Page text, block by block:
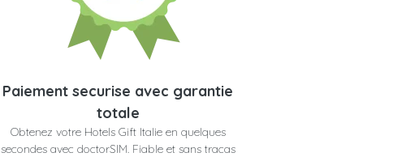
Paiement securise avec garantie
totale
Obtenez votre Hotels Gift Italie en quelques
secondes avec doctorSIM. Fiable et sans tracas